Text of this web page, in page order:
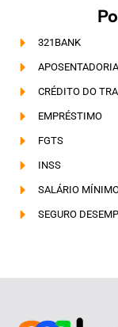
321BANK
APOSENTADORIA
CRÉDITO DO
EMPRÉSTIMO
FGTS
INSS
SALÁRIO
SEGURO